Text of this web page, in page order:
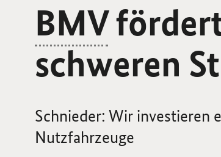
BMV
schweren
Schnieder: Wir investieren
Nutzfahrzeuge